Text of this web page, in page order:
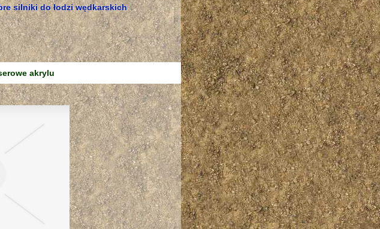
silniki do łodzi wędkarskich
akrylu